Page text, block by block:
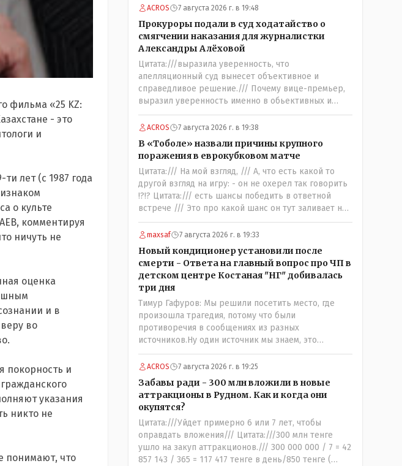
фильма «25 KZ:
- это
и
лет (с 1987 года
о культе
комментируя
ничуть не
оценка
и в
во
покорность и
указания
никто не
понимают, что
..///.Новые предметы появятся в школах
Казахстана.../// А, в самой статье написано, что:
"...переименовали...//" - где правильно ??? И они эти
НОВЫЕ предметы действительно - появились или
же их банально ПЕРЕИМЕНОВАЛИ и завтра обьявят
это очередной и бесконечно длящей на
протяжении вот уже более ТРИДЦАТИ лет: - новой
школьной РЕФОРМОЙ.
ACROS 7 августа 2026 г. в 19:48
Прокуроры подали в суд ходатайство о
смягчении наказания для журналистки
Александры Алёховой
Цитата:///выразила уверенность, что
апелляционный суд вынесет объективное и
справедливое решение./// Почему вице-премьер,
выразил уверенность именно в обьективных и
справедливых действиях и решении именно
АПЕЛЛЯЦИОННОГО суда, а не суда ПЕРВОЙ
инстанции ??? Значит она посчитала что суд первой
инстанции вынес: - ."....НЕ ОБЬЕКТИВНОЕ и
НЕСПРАВЕДЛИВОЕ решение....." - так можно
интрепретировать её высказывание ???
ACROS 7 августа 2026 г. в 19:38
В «Тоболе» назвали причины крупного
поражения в еврокубковом матче
Цитата:/// На мой взгляд, /// А, что есть какой то
другой взгляд на игру: - он не охерел так говорить
!?!? Цитата:/// есть шансы победить в ответной
встрече /// Это про какой шанс он тут заливает нам
в уши: - ".. забить на своём поле ЧЕТЫРЕ гола и при
этом не пропустить ни ОДНОГО,,,,"- сказки Венского
леса. Цитата://я поздравляю их с этой победой//
Значит морально: - игроки Тобола уже проиграли
ответную встречу: - чудо на поле не бывает, если
только у тебя в команде играет сам Марадона....
maxsaf 7 августа 2026 г. в 19:33
Новый кондиционер установили после
смерти - Ответа на главный вопрос про ЧП в
детском центре Костаная "НГ" добивалась
три дня
Тимур Гафуров: Мы решили посетить место, где
произошла трагедия, потому что были
противоречия в сообщениях из разных
источников.Ну один источник мы знаем, это
правозащитный центр, они утверждают, что ничего
толком не работало на момент трагедии. А кто
второй источник, с противоречивой информацией?
Кто до вашей поездки утверждал, что там все ОК,
не жарко, и всё работает как надо?
ACROS 7 августа 2026 г. в 19:25
Забавы ради - 300 млн вложили в новые
аттракционы в Рудном. Как и когда они
окупятся?
Цитата:///Уйдет примерно 6 или 7 лет, чтобы
оправдать вложения/// Цитата:///300 млн тенге
ушло на закуп аттракционов./// 300 000 000 / 7 = 42
857 143 / 365 = 117 417 тенге в день/850 тенге (